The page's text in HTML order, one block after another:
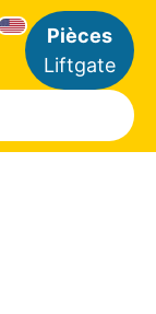
Pièces
Liftgate